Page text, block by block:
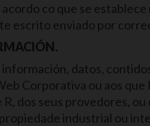
co que se
escrito enviado por
datos,
Corporativa ou aos
R, dos seus provedores,
industrial ou